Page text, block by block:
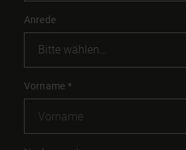
Anrede
Vorname *